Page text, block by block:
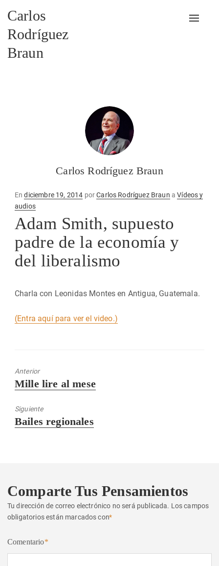
Carlos
Rodríguez
Braun
Carlos Rodríguez Braun
EnPublicado
en
diciembre 19, 2014 porCarlos Rodríguez Braun aVídeos y
audios
Adam Smith, supuesto
padre de la economía y
del liberalismo
Charla con Leonidas Montes en Antigua, Guatemala.
(Entra aquí para ver el video.)
Anterior
Entrada
Mille lire al mese
Siguiente
Entrada
Bailes regionales
Comparte Tus Pensamientos
Tu dirección de correo electrónico no será publicada. Los campos
obligatorios están marcados con*
Comentario*